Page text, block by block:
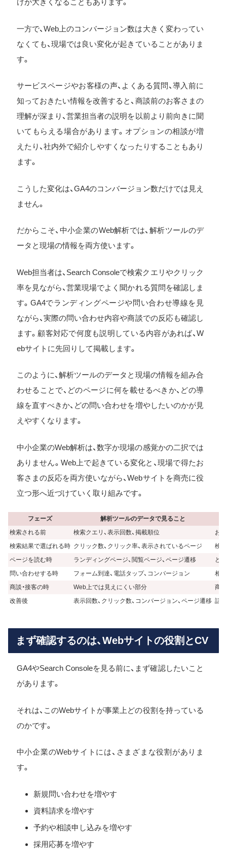
けが大きくなることもあります。
一方で、Web上のコンバージョン数は大きく変わってい
なくても、現場では良い変化が起きていることがありま
す。
サービスページやお客様の声、よくある質問、導入前に
知っておきたい情報を改善すると、商談前のお客さまの
理解が深まり、営業担当者の説明を以前より前向きに聞
いてもらえる場合があります。オプションの相談が増
えたり、社内外で紹介しやすくなったりすることもあり
ます。
こうした変化は、GA4のコンバージョン数だけでは見え
ません。
だからこそ、中小企業のWeb解析では、解析ツールのデ
ータと現場の情報を両方使います。
Web担当者は、Search Consoleで検索クエリやクリック
率を見ながら、営業現場でよく聞かれる質問を確認しま
す。GA4でランディングページや問い合わせ導線を見
ながら、実際の問い合わせ内容や商談での反応も確認し
ます。顧客対応で何度も説明している内容があれば、W
ebサイトに先回りして掲載します。
このように、解析ツールのデータと現場の情報を組み合
わせることで、どのページに何を載せるべきか、どの導
線を直すべきか、どの問い合わせを増やしたいのかが見
えやすくなります。
中小企業のWeb解析は、数字か現場の感覚かの二択では
ありません。Web上で起きている変化と、現場で得たお
客さまの反応を両方使いながら、Webサイトを商売に役
立つ形へ近づけていく取り組みです。
フェーズ
解析ツールのデータで見ること
検索される前
検索クエリ、表示回数、掲載順位
お
検索結果で選ばれる時 クリック数、クリック率、表示されているページ
検
ページを読む時
ランディングページ、閲覧ページ、ページ遷移
ど
問い合わせする時
フォーム到達、電話タップ、コンバージョン
相
商談・接客の時
Web上では見えにくい部分
商
改善後
表示回数、クリック数、コンバージョン、ページ遷移 話
まず確認するのは、Webサイトの役割とCV
GA4やSearch Consoleを見る前に、まず確認したいこと
があります。
それは、このWebサイトが事業上どの役割を持っている
のかです。
中小企業のWebサイトには、さまざまな役割がありま
す。
新規問い合わせを増やす
資料請求を増やす
予約や相談申し込みを増やす
採用応募を増やす